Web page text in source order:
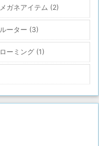
メガネアイテム (2)
ルーター (3)
ローミング (1)